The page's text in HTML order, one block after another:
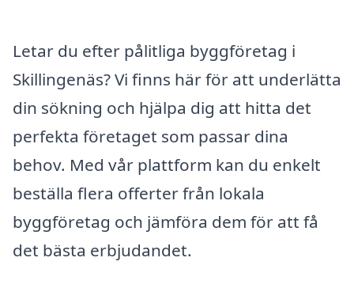
Letar du efter pålitliga byggföretag i
Skillingenäs? Vi finns här för att underlätta
din sökning och hjälpa dig att hitta det
perfekta företaget som passar dina
behov. Med vår plattform kan du enkelt
beställa flera offerter från lokala
byggföretag och jämföra dem för att få
det bästa erbjudandet.